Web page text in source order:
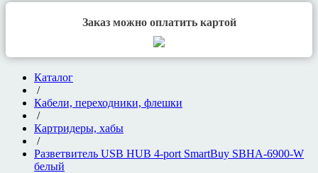
Заказ можно оплатить картой
Каталог
/
Кабели, переходники, флешки
/
Картридеры, хабы
/
Разветвитель USB HUB 4-port SmartBuy SBHA-6900-W
белый